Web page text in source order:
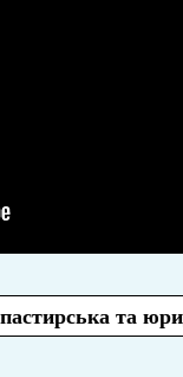
та